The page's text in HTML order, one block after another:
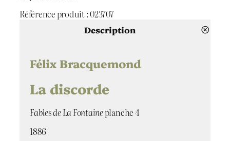
Référence produit :023707
Description
Félix Bracquemond
La discorde
Fables de La Fontaineplanche 4
1886